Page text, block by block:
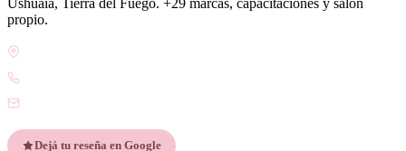
propio.
Dejá tu reseña en Google